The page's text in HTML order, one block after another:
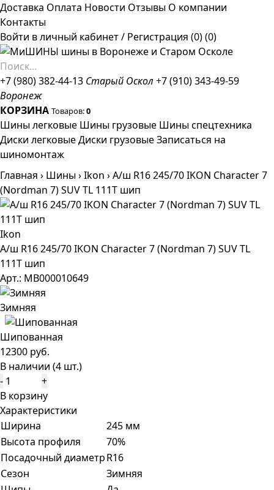
Доставка Оплата Новости Отзывы О компании
Контакты
Войти в личный кабинет/ Регистрация (0)(0)
+7 (980) 382-44-13 Старый Оскол +7 (910) 343-49-59
Воронеж
КОРЗИНА Товаров:0
Шины легковые Шины грузовые Шины спецтехника
Диски легковыеДиски грузовыеЗаписаться на
шиномонтаж
Главная › Шины›Ikon ›А/ш R16 245/70 IKON Character 7
(Nordman 7) SUV TL 111T шип
Ikon
А/ш R16 245/70 IKON Character 7 (Nordman 7) SUV TL
111T шип
Арт.: МВ000010649
Зимняя
Шипованная
12300 руб.
В наличии (4 шт.)
-
+
В корзину
Характеристики
Ширина
245 мм
Высота профиля
70%
Посадочный диаметрR16
Сезон
Зимняя